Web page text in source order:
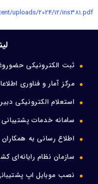
uploads/2024/12/ins381.pdf
ثبت الکترونیکی
مرکز آمار و فناوری
استعلام الکترونیکی
سامانه خدمات
اطلاع رسانی به همکاران
سازمان نظام رایانه‌ای
نصب موبایل اپ